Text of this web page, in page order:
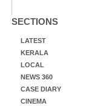
SECTIONS
LATEST
KERALA
LOCAL
NEWS 360
CASE DIARY
CINEMA